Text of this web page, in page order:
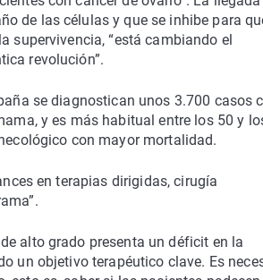
de las células y que se inhibe para
supervivencia, “está cambiando el
revolución”.
se diagnostican unos 3.700 casos
y es más habitual entre los 50 y
con mayor mortalidad.
en terapias dirigidas, cirugía
alto grado presenta un déficit en la
un objetivo terapéutico clave. Es